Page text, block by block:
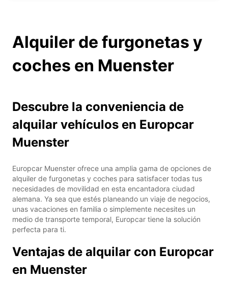
Alquiler de furgonetas y
coches en Muenster
Descubre la conveniencia de
alquilar vehículos en Europcar
Muenster
Europcar Muenster ofrece una amplia gama de opciones de
alquiler de furgonetas y coches para satisfacer todas tus
necesidades de movilidad en esta encantadora ciudad
alemana. Ya sea que estés planeando un viaje de negocios,
unas vacaciones en familia o simplemente necesites un
medio de transporte temporal, Europcar tiene la solución
perfecta para ti.
Ventajas de alquilar con Europcar
en Muenster